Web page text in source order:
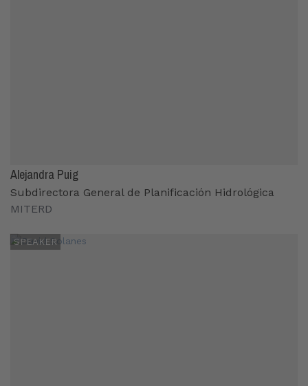
Alejandra Puig
Subdirectora General de Planificación Hidrológica
MITERD
SPEAKER